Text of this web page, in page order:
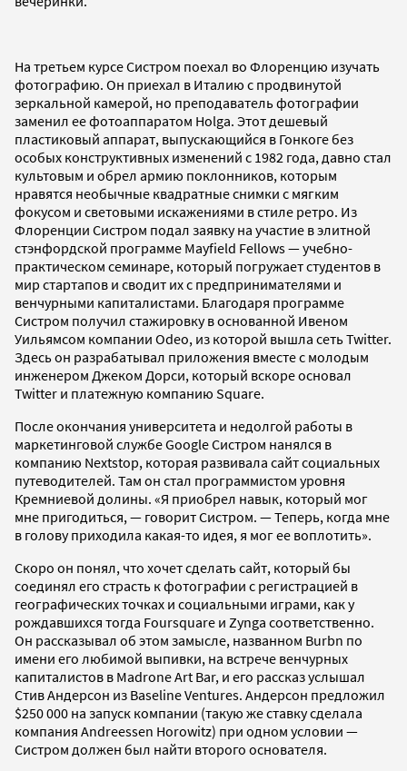
На третьем курсе Систром поехал во Флоренцию изучать
фотографию. Он приехал в Италию с продвинутой
зеркальной камерой, но преподаватель фотографии
заменил ее фотоаппаратом Holga. Этот дешевый
пластиковый аппарат, выпускающийся в Гонкоге без
особых конструктивных изменений с 1982 года, давно стал
культовым и обрел армию поклонников, которым
нравятся необычные квадратные снимки с мягким
фокусом и световыми искажениями в стиле ретро. Из
Флоренции Систром подал заявку на участие в элитной
стэнфордской программе Mayfield Fellows — учебно-
практическом семинаре, который погружает студентов в
мир стартапов и сводит их с предпринимателями и
венчурными капиталистами. Благодаря программе
Систром получил стажировку в основанной Ивеном
Уильямсом компании Odeo, из которой вышла сеть Twitter.
Здесь он разрабатывал приложения вместе с молодым
инженером Джеком Дорси, который вскоре основал
Twitter и платежную компанию Square.
После окончания университета и недолгой работы в
маркетинговой службе Google Систром нанялся в
компанию Nextstop, которая развивала сайт социальных
путеводителей. Там он стал программистом уровня
Кремниевой долины. «Я приобрел навык, который мог
мне пригодиться, — говорит Систром. — Теперь, когда мне
в голову приходила какая-то идея, я мог ее воплотить».
Скоро он понял, что хочет сделать сайт, который бы
соединял его страсть к фотографии с регистрацией в
географических точках и социальными играми, как у
рождавшихся тогда Foursquare и Zynga соответственно.
Он рассказывал об этом замысле, названном Burbn по
имени его любимой выпивки, на встрече венчурных
капиталистов в Madrone Art Bar, и его рассказ услышал
Стив Андерсон из Baseline Ventures. Андерсон предложил
$250 000 на запуск компании (такую же ставку сделала
компания Andreessen Horowitz) при одном условии —
Систром должен был найти второго основателя.